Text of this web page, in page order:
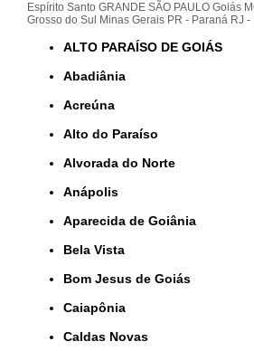
Espírito Santo GRANDE SÃO PAULO Goiás
Grosso do Sul
Minas Gerais PR - Paraná RJ
ALTO PARAÍSO DE GOIÁS
Abadiânia
Acreúna
Alto do Paraíso
Alvorada do Norte
Anápolis
Aparecida de Goiânia
Bela Vista
Bom Jesus de Goiás
Caiapônia
Caldas Novas